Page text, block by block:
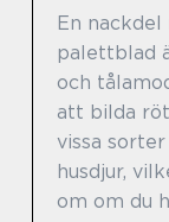
En
palettblad
och
att bilda
vissa
husdjur,
om om du